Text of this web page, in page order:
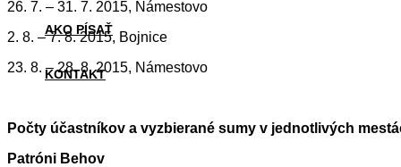
AKO PÍSAŤ
KONTAKT
26. 7. – 31. 7. 2015, Námestovo
2. 8. – 7. 8. 2015, Bojnice
23. 8. – 28. 8. 2015, Námestovo
Počty účastníkov a vyzbierané sumy v jednotlivých
Patróni Behov